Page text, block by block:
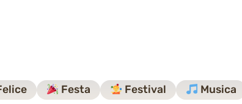
Festa Festival Musica